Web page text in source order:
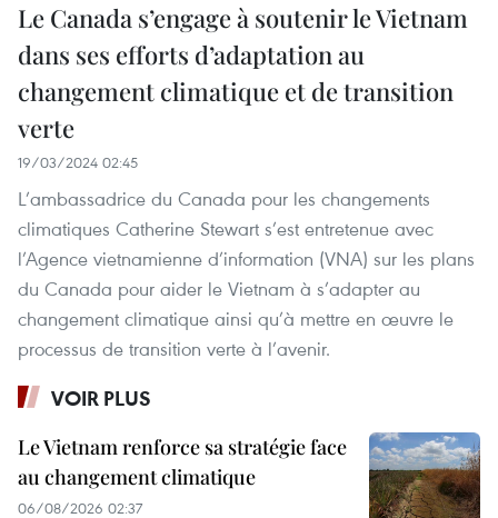
Le Canada s’engage à soutenir le Vietnam
dans ses efforts d’adaptation au
changement climatique et de transition
verte
19/03/2024 02:45
L’ambassadrice du Canada pour les changements
climatiques Catherine Stewart s’est entretenue avec
l’Agence vietnamienne d’information (VNA) sur les plans
du Canada pour aider le Vietnam à s’adapter au
changement climatique ainsi qu’à mettre en œuvre le
processus de transition verte à l’avenir.
VOIR PLUS
Le Vietnam renforce sa stratégie face
au changement climatique
06/08/2026 02:37